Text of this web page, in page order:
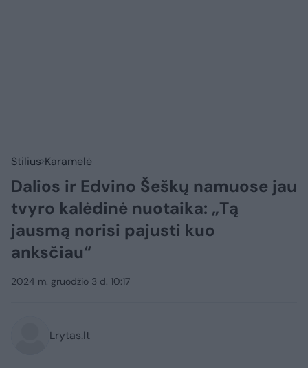
Stilius Karamelė
Dalios ir Edvino Šeškų namuose jau
tvyro kalėdinė nuotaika: „Tą
jausmą norisi pajusti kuo
anksčiau“
2024 m. gruodžio 3 d. 10:17
Lrytas.lt